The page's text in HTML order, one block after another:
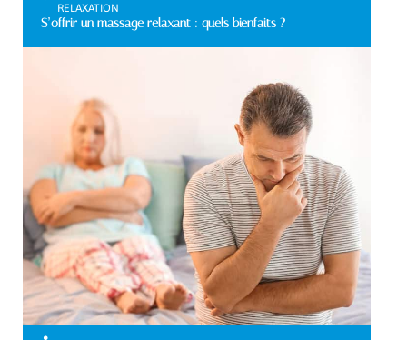
RELAXATION
S’offrir un massage relaxant : quels bienfaits ?